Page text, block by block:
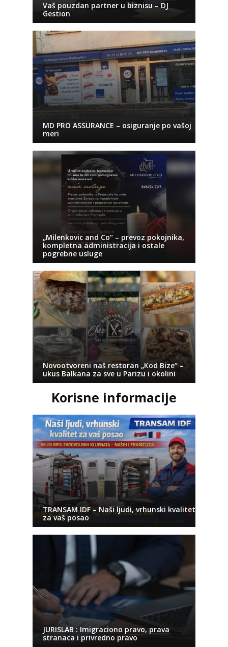
Vaš pouzdan partner u biznisu – DJ
Gestion
MD PRO ASSURANCE – osiguranje po vašoj
meri
„Milenkovic and Co“ – prevoz pokojnika,
kompletna administracija i ostale
pogrebne usluge
Novootvoreni naš restoran „Kod Bize“ –
ukus Balkana za sve u Parizu i okolini
Korisne informacije
TRANSAM IDF – Naši ljudi, vrhunski kvalitet
za vaš posao
JURISLAB : Imigraciono pravo, prava
stranaca i privredno pravo